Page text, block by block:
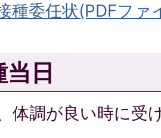
種委任状(PDFファ
日
体調が良い時に受